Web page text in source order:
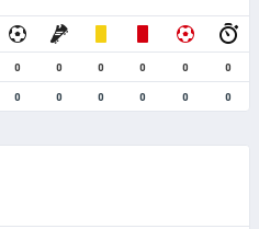
0 0 0 0 0 0
0 0 0 0 0 0